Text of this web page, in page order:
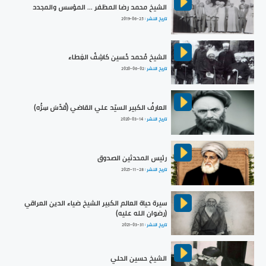
الشيخ محمد رضا المظفر ... المؤسس والمجدد
تاريخ النشر :2019-06-25
الشيخ مُحمد حُسين كاشِفُ الغِطاء
تاريخ النشر :2020-06-02
العارفُ الكبير السيّد علي القاضي (قُدِّسَ سِرُّه)
تاريخ النشر : 2020-03-14
رئيس المحدثين الصدوق
تاريخ النشر :2025-11-28
سيرة حياة العالم الكبير الشيخ ضياء الدين العراقي
(رضوان الله عليه)
تاريخ النشر :2021-03-31
الشيخ حسين الحلي